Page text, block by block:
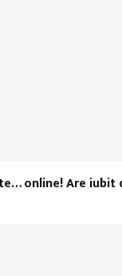
online! Are iubit